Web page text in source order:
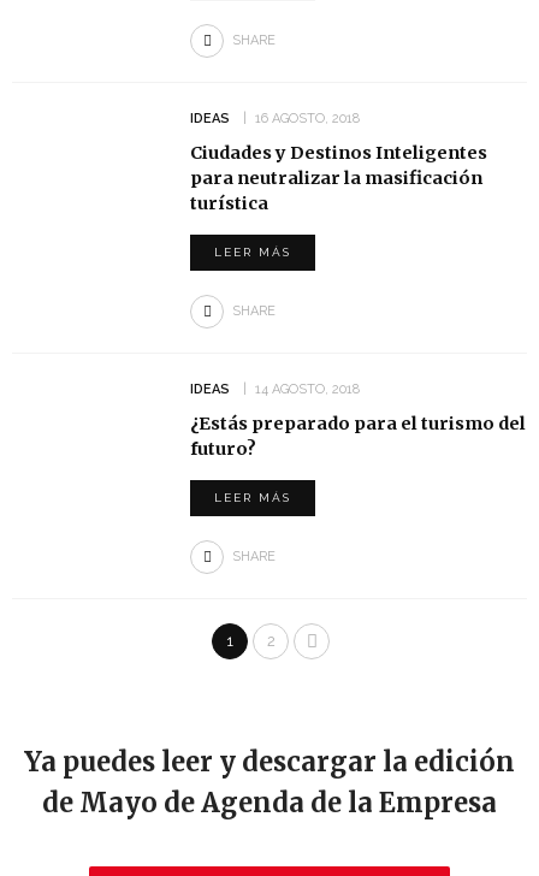
SHARE
IDEAS 16 AGOSTO, 2018
Ciudades y Destinos Inteligentes
para neutralizar la masificación
turística
LEER MÁS
SHARE
IDEAS 14 AGOSTO, 2018
¿Estás preparado para el turismo del
futuro?
LEER MÁS
SHARE
1 2
Ya puedes leer y descargar la edición
de Mayo de Agenda de la Empresa